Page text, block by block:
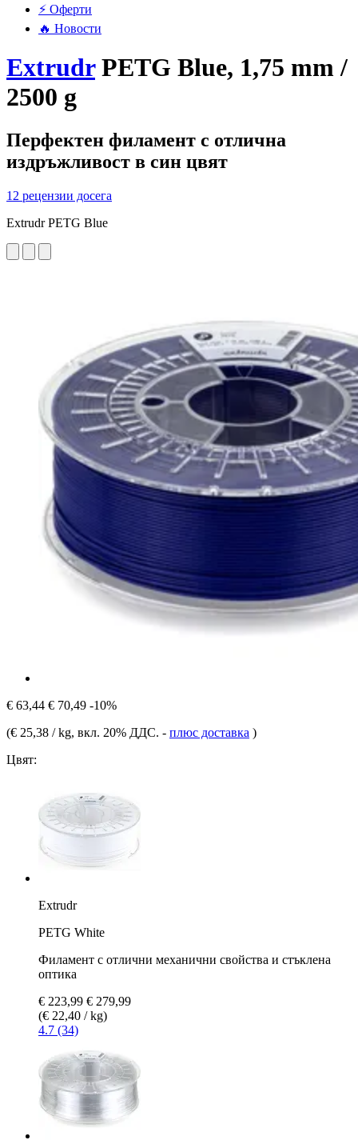
⚡ Оферти
🔥 Новости
ExtrudrPETG Blue, 1,75 mm /
2500 g
Перфектен филамент с отлична
издръжливост в син цвят
12 рецензии досега
Extrudr PETG Blue
€ 63,44 € 70,49 -10%
(€ 25,38 / kg, вкл. 20% ДДС. - плюс доставка )
Цвят:
Extrudr
PETG White
Филамент с отлични механични свойства и стъклена
оптика
€ 223,99 € 279,99
(€ 22,40 / kg)
4.7 (34)